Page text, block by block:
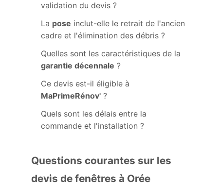
validation du devis ?
La pose inclut-elle le retrait de l'ancien
cadre et l'élimination des débris ?
Quelles sont les caractéristiques de la
garantie décennale ?
Ce devis est-il éligible à
MaPrimeRénov' ?
Quels sont les délais entre la
commande et l'installation ?
Questions courantes sur les
devis de fenêtres à Orée